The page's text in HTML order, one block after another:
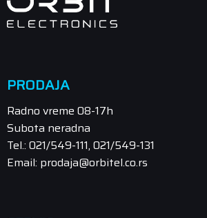
PRODAJA
Radno vreme 08-17h
Subota neradna
Tel.: 021/549-111, 021/549-131
Email: prodaja@orbitel.co.rs